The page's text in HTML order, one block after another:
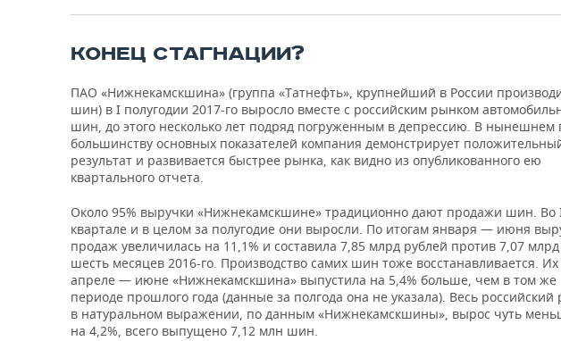
КОНЕЦ СТАГНАЦИИ?
ПАО «Нижнекамскшина» (группа «Татнефть», крупнейший в России
шин) в I полугодии 2017-го выросло вместе с российским рынком
шин, до этого несколько лет подряд погруженным в депрессию. В нынешнем
большинству основных показателей компания демонстрирует
результат и развивается быстрее рынка, как видно из опубликованного ею
квартального отчета.
Около 95% выручки «Нижнекамскшине» традиционно дают продажи шин. Во
квартале и в целом за полугодие они выросли. По итогам января — июня
продаж увеличилась на 11,1% и составила 7,85 млрд рублей против 7,07 млрд
шесть месяцев 2016-го. Производство самих шин тоже восстанавливается. Их
апреле — июне «Нижнекамскшина» выпустила на 5,4% больше, чем в том же
периоде прошлого года (данные за полгода она не указала). Весь российский
в натуральном выражении, по данным «Нижнекамскшины», вырос чуть
на 4,2%, всего выпущено 7,12 млн шин.